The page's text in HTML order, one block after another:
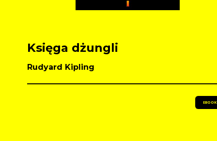
Księga dżungli
Rudyard Kipling
EBOOK